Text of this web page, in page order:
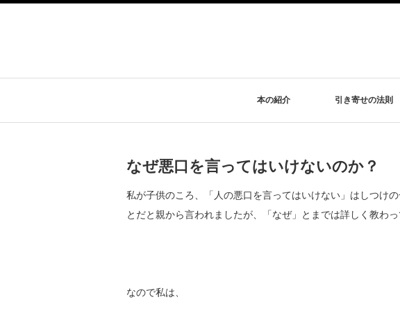
本の紹介 引き寄せの法則
なぜ悪口を言ってはいけないのか？
私が子供のころ、「人の悪口を言ってはいけない」はしつけ
とだと親から言われましたが、「なぜ」とまでは詳しく教わっ
なので私は、